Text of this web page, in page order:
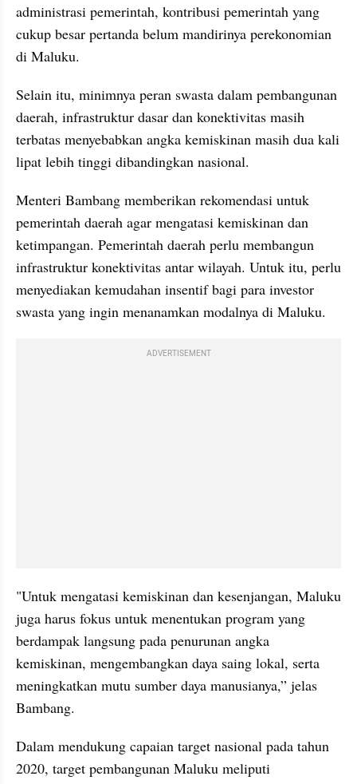
administrasi pemerintah, kontribusi pemerintah yang
cukup besar pertanda belum mandirinya perekonomian
di Maluku.
Selain itu, minimnya peran swasta dalam pembangunan
daerah, infrastruktur dasar dan konektivitas masih
terbatas menyebabkan angka kemiskinan masih dua kali
lipat lebih tinggi dibandingkan nasional.
Menteri Bambang memberikan rekomendasi untuk
pemerintah daerah agar mengatasi kemiskinan dan
ketimpangan. Pemerintah daerah perlu membangun
infrastruktur konektivitas antar wilayah. Untuk itu, perlu
menyediakan kemudahan insentif bagi para investor
swasta yang ingin menanamkan modalnya di Maluku.
ADVERTISEMENT
"Untuk mengatasi kemiskinan dan kesenjangan, Maluku
juga harus fokus untuk menentukan program yang
berdampak langsung pada penurunan angka
kemiskinan, mengembangkan daya saing lokal, serta
meningkatkan mutu sumber daya manusianya,” jelas
Bambang.
Dalam mendukung capaian target nasional pada tahun
2020, target pembangunan Maluku meliputi